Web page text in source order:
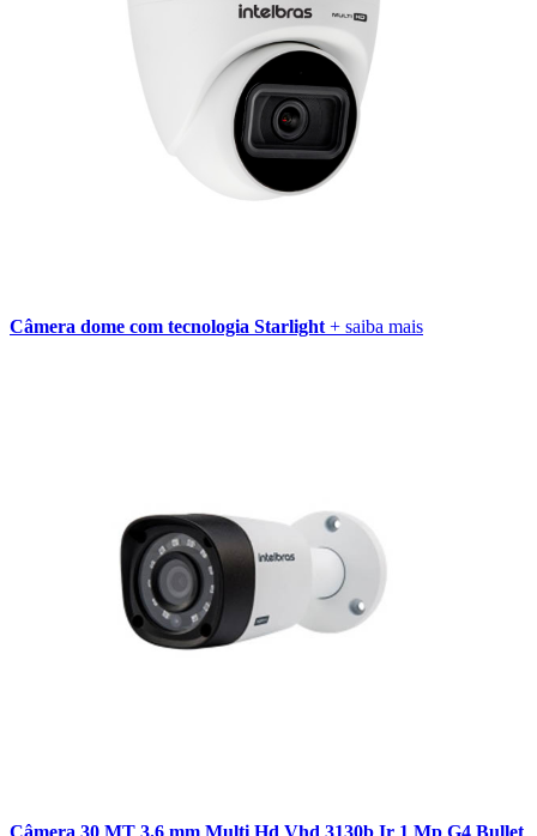
Câmera dome com tecnologia Starlight + saiba mais
Câmera 30 MT 3.6 mm Multi Hd Vhd 3130b Ir 1 Mp G4 Bullet